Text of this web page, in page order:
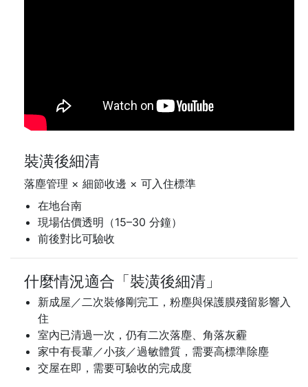
裝潢後細清
落塵管理 × 細節收邊 × 可入住標準
在地台南
現場估價透明（15–30 分鐘）
前後對比可驗收
什麼情況適合「裝潢後細清」
新成屋／二次裝修剛完工，粉塵與保護膜殘留影響入
住
室內已清過一次，仍有二次落塵、角落灰霾
家中有長輩／小孩／過敏體質，需要高標準除塵
交屋在即，需要可驗收的完成度